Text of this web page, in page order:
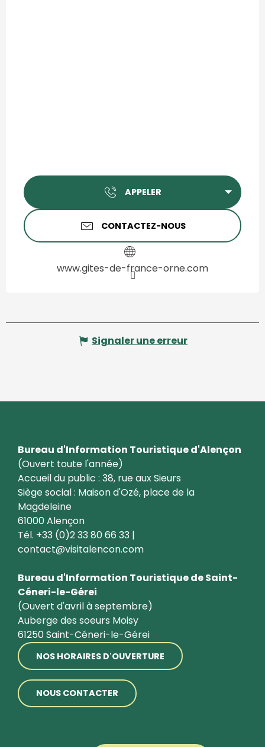
APPELER
CONTACTEZ-NOUS
www.gites-de-france-orne.com
Signaler une erreur
Bureau d'Information Touristique d'Alençon
(Ouvert toute l'année)
Accueil du public : 38, rue aux Sieurs
Siège social : Maison d'Ozé, place de la
Magdeleine
61000 Alençon
Tél. +33 (0)2 33 80 66 33 |
contact@visitalencon.com
Bureau d'Information Touristique de Saint-
Céneri-le-Gérei
(Ouvert d'avril à septembre)
Auberge des soeurs Moisy
61250 Saint-Céneri-le-Gérei
NOS HORAIRES D'OUVERTURE
NOUS CONTACTER